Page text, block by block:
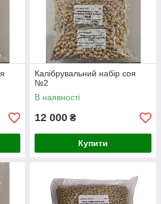
Калібрувальний набір соя
№2
В наявності
12 000 ₴
Купити